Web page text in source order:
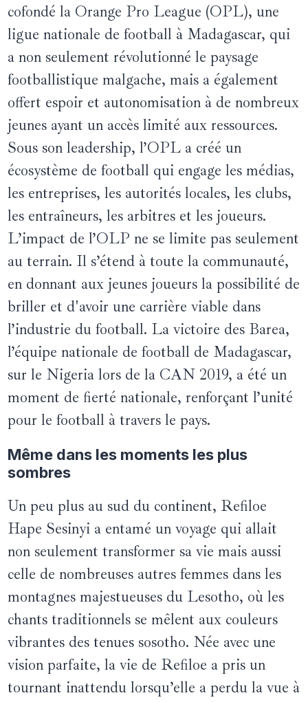
cofondé la Orange Pro League (OPL), une
ligue nationale de football à Madagascar, qui
a non seulement révolutionné le paysage
footballistique malgache, mais a également
offert espoir et autonomisation à de nombreux
jeunes ayant un accès limité aux ressources.
Sous son leadership, l’OPL a créé un
écosystème de football qui engage les médias,
les entreprises, les autorités locales, les clubs,
les entraîneurs, les arbitres et les joueurs.
L’impact de l’OLP ne se limite pas seulement
au terrain. Il s’étend à toute la communauté,
en donnant aux jeunes joueurs la possibilité de
briller et d'avoir une carrière viable dans
l’industrie du football. La victoire des Barea,
l’équipe nationale de football de Madagascar,
sur le Nigeria lors de la CAN 2019, a été un
moment de fierté nationale, renforçant l’unité
pour le football à travers le pays.
Même dans les moments les plus
sombres
Un peu plus au sud du continent, Refiloe
Hape Sesinyi a entamé un voyage qui allait
non seulement transformer sa vie mais aussi
celle de nombreuses autres femmes dans les
montagnes majestueuses du Lesotho, où les
chants traditionnels se mêlent aux couleurs
vibrantes des tenues sosotho. Née avec une
vision parfaite, la vie de Refiloe a pris un
tournant inattendu lorsqu’elle a perdu la vue à